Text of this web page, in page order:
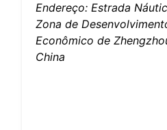
Endereço: Estrada
Zona de
Econômico de
China